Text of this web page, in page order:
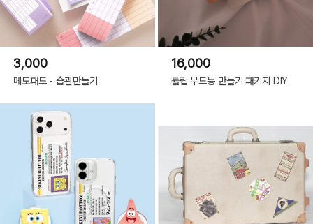
3,000
메모패드 - 습관만들기
16,000
튤립 무드등 만들기 패키지 DIY